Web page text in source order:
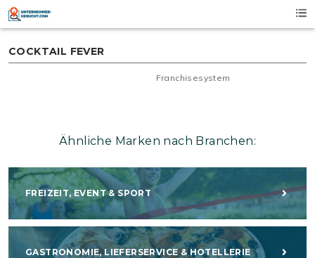
Skip
content
COCKTAIL FEVER
Franchisesystem
Ähnliche Marken nach Branchen:
FREIZEIT, EVENT & SPORT
GASTRONOMIE, LIEFERSERVICE & HOTELLERIE